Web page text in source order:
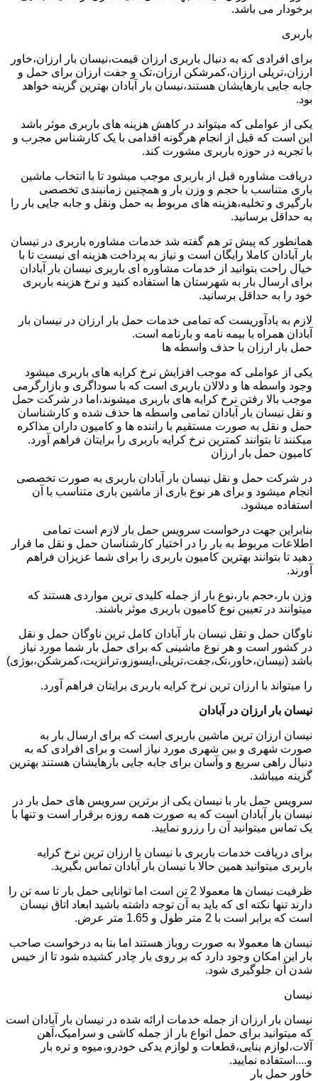
برخودار می باشد.
باربری
برای افرادی که به دنبال باربری ارزان قیمت،نیسان بار ارزان،خاور
ارزان،تریلی ارزان،کمرشکن ارزان،تک و جفت ارزان برای حمل و
جابه جایی بارهایشان هستند،نیسان بار آبادان بهترین گزینه خواهد
بود.
یکی از عواملی که میتواند در کاهش هزینه های باربری موثر باشد
این است که قبل از انجام هرگونه اقدامی با یک کارشناس مجرب و
با تجربه در حوزه باربری مشورت کند.
دریافت مشاوره قبل از باربری موجب میشود تا با انتخاب ماشین
باری متناسب با حجم و وزن بار و همچنین زمانبندی تخصصی
بارگیری و تخلیه،هزینه های مربوط به حمل ونقل و جابه جایی بار را
به حداقل برسانید.
همانطور که پیش تر هم گفته شد خدمات مشاوره باربری در نیسان
بار آبادان کاملا رایگان است و نیاز به پرداخت هزینه ای نیست تا با
خیال راحت بتوانید از خدمات مشاوره ای باربری نیسان بار آبادان
برای ارسال بار به شهرستان ها استفاده کنید و نرخ هزینه باربری
خود را به حداقل برسانید.
لازم به یادآوریست که تمامی خدمات حمل بار ارزان در نیسان بار
آبادان همراه با بیمه نامه و بارنامه است.
حمل بار ارزان با حذف واسطه ها
یکی از عواملی که موجب افزایش نرخ کرایه های باربری میشود
وجود واسطه ها و دلالان باربری است که با سوداگری و بازارگرمی
موجب بالا رفتن نرخ کرایه های باربری میشوند،اما در شرکت حمل
و نقل نیسان بار آبادان تمامی واسطه ها حذف شده و کارشناسان
حمل و نقل به صورت مستقیم با راننده ها و کامیون داران مذاکره
میکنند تا بتوانند کمترین نرخ کرایه باربری را برایتان فراهم آورد.
کامیون حمل بار ارزان
در شرکت حمل و نقل نیسان بار آبادان باربری به صورت تخصصی
انجام میشود و برای هر نوع باری از ماشین باری متناسب با آن
استفاده میشود.
بنابراین جهت درخواست سرویس حمل بار لازم است تمامی
اطلاعات مربوط به بار را در اختیار کارشناسان حمل و نقل ما قرار
دهید تا بتوانند بهترین کامیون باربری را برای شما عزیزان فراهم
آورند.
وزن بار،حجم بار،نوع بار از جمله کلیدی ترین مواردی هستند که
میتوانند در تعیین نوع کامیون باربری موثر باشند.
ناوگان حمل و نقل نیسان بار آبادان کامل ترین ناوگان حمل و نقل
در کشور است و هر نوع ماشینی که برای حمل بار شما مورد نیاز
باشد (نیسان،خاور،تک،جفت،تریلی،ایسوزو،ترانزیت،کمرشکن،بوژی)
را میتواند با ارزان ترین نرخ کرایه باربری برایتان فراهم آورد.
نیسان بار ارزان در آبادان
نیسان ارزان ترین ماشین باربری است که برای ارسال بار به
صورت شهری و بین شهری مورد نیاز است و برای افرادی که به
دنبال راهی سریع و وآسان برای جابه جایی بارهایشان هستند بهترین
گزینه میباشد.
سرویس حمل بار با نیسان یکی از برترین سرویس های حمل بار در
نیسان بار آبادان است که به صورت همه روزه برقرار است و تنها با
یک تماس میتوانید آن را رزرو نمایید.
برای دریافت خدمات باربری با نیسان با ارزان ترین نرخ کرایه
باربری میتوانید همین حالا با نیسان بار آبادان تماس بگیرید.
ظرفیت نیسان ها معمولا 2 تن است اما توانایی حمل بار تا سه تن را
دارند تنها نکته ای که باید به آن توجه داشته باشید ابعاد اتاق نیسان
است که برابر است با 2 متر طول و 1.65 متر عرض.
نیسان ها معمولا به صورت روباز هستند اما بنا به درخواست صاحب
بار این امکان وجود دارد که بر روی بار چادر کشیده شود تا از خیس
شدن آن جلوگیری شود.
نیسان
نیسان بار ارزان از جمله خدمات ارائه شده در نیسان بار آبادان است
که میتوانید برای حمل انواع بار از جمله کاشی و سرامیک،آهن
آلات،لوازم بنایی،قطعات و لوازم یدکی خودرو،میوه و تره بار
و....استفاده نمایید.
خاور حمل بار